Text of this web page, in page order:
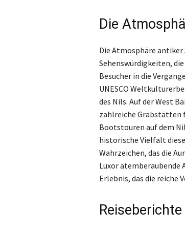
Die
Die Atmosphäre
Sehenswürdigkeiten,
Besucher in die
UNESCO
des Nils. Auf der West
zahlreiche Grabstätten
Bootstouren auf dem
historische Vielfalt
Wahrzeichen, das die
Luxor atemberaubende
Erlebnis, das die reiche